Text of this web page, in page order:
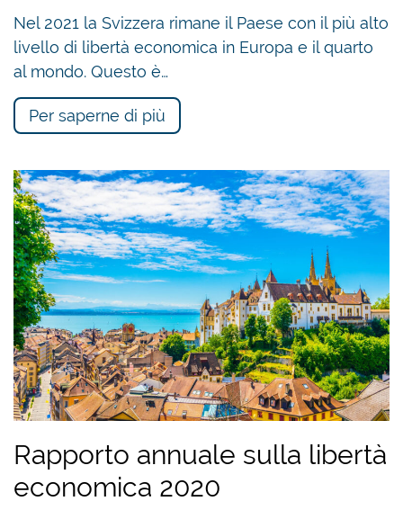
Nel 2021 la Svizzera rimane il Paese con il più alto
livello di libertà economica in Europa e il quarto
al mondo. Questo è…
Per saperne di più
Rapporto annuale sulla libertà
economica 2020